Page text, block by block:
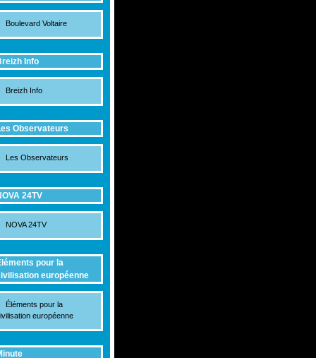
Boulevard Voltaire
Info
Breizh Info
Observateurs
Les Observateurs
24TV
NOVA 24TV
pour la
européenne
Éléments pour la
européenne